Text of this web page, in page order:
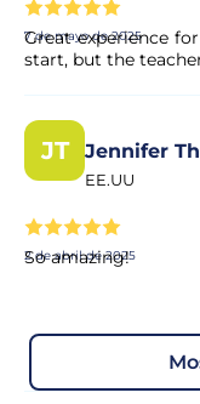
7 de mayo de 2025
Great experience
start, but the
JT Jennifer
EE.UU
2 de abril de 2025
So amazing!